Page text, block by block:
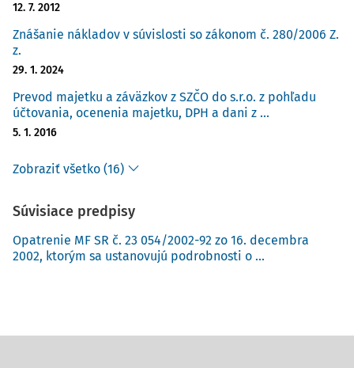
12. 7. 2012
Znášanie nákladov v súvislosti so zákonom č. 280/2006 Z.
z.
29. 1. 2024
Prevod majetku a záväzkov z SZČO do s.r.o. z pohľadu
účtovania, ocenenia majetku, DPH a dani z ...
5. 1. 2016
Zobraziť všetko (16)
Súvisiace predpisy
Opatrenie MF SR č. 23 054/2002-92 zo 16. decembra
2002, ktorým sa ustanovujú podrobnosti o ...